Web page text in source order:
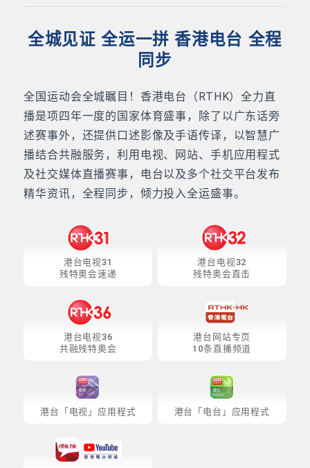
全城见证 全运一拼 香港电台 全程
同步
全国运动会全城瞩目！香港电台（RTHK）全力直
播是项四年一度的国家体育盛事，除了以广东话旁
述赛事外，还提供口述影像及手语传译，以智慧广
播结合共融服务，利用电视、网站、手机应用程式
及社交媒体直播赛事，电台以及多个社交平台发布
精华资讯，全程同步，倾力投入全运盛事。
港台电视31
残特奥会速递
港台电视32
残特奥会直击
港台电视36
共融残特奥会
港台网站专页
10条直播频道
港台「电视」应用程式 港台「电台」应用程式